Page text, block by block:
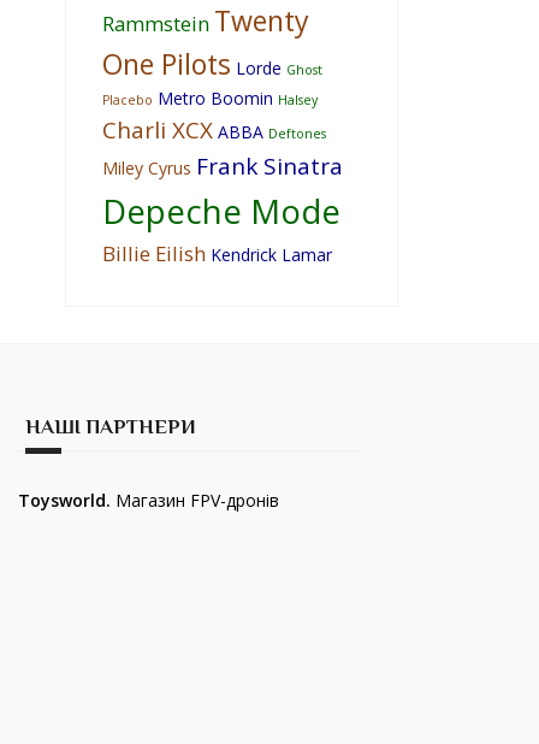
Rammstein Twenty
One Pilots Lorde Ghost
Placebo Metro Boomin Halsey
Charli XCX ABBA Deftones
Miley Cyrus Frank Sinatra
Depeche Mode
Billie Eilish Kendrick Lamar
НАШІ ПАРТНЕРИ
Toysworld. Магазин FPV-дронів